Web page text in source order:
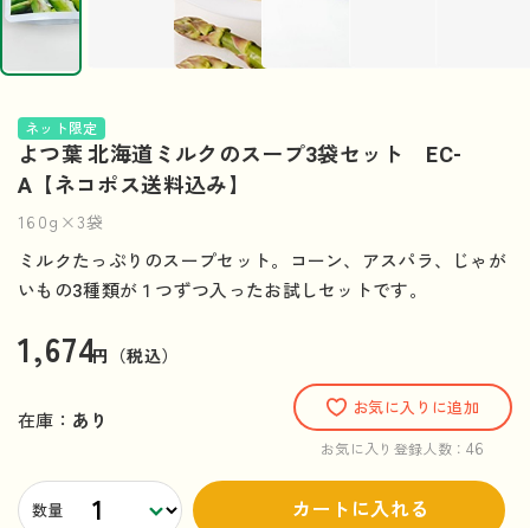
ネット限定
よつ葉 北海道ミルクのスープ3袋セット EC-
A【ネコポス送料込み】
160g×3袋
ミルクたっぷりのスープセット。コーン、アスパラ、じゃが
いもの3種類が１つずつ入ったお試しセットです。
1,674円（税込）
在庫： あり
お気に入りに追加
お気に入り登録人数：46
数量 カートに入れる